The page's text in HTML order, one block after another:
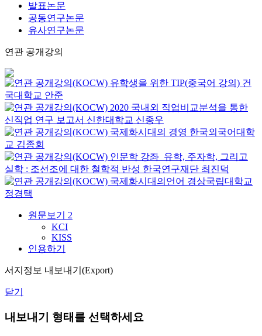
발표논문
공동연구논문
유사연구논문
연관 공개강의
유학생을 위한 TIP(중국어 강의) 건
국대학교 안준
2020 국내외 직업비교분석을 통한
신직업 연구 보고서 신한대학교 신종우
국제화시대의 경영 한국외국어대학
교 김종회
인문학 강좌_유학, 주자학, 그리고
실학 : 조선조에 대한 철학적 반성 한국연구재단 최진덕
국제화시대의언어 경상국립대학교
정경택
원문보기 2
KCI
KISS
인용하기
서지정보 내보내기(Export)
닫기
내보내기 형태를 선택하세요